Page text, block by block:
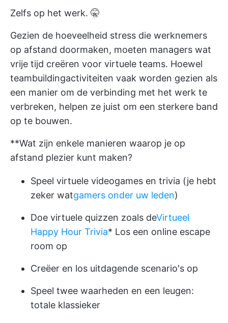
Zelfs op het werk. 🤫
Gezien de hoeveelheid stress die werknemers
op afstand doormaken, moeten managers wat
vrije tijd creëren voor virtuele teams. Hoewel
teambuildingactiviteiten vaak worden gezien als
een manier om de verbinding met het werk te
verbreken, helpen ze juist om een sterkere band
op te bouwen.
**Wat zijn enkele manieren waarop je op
afstand plezier kunt maken?
Speel virtuele videogames en trivia (je hebt
zeker watgamers onder uw leden)
Doe virtuele quizzen zoals deVirtueel
Happy Hour Trivia* Los een online escape
room op
Creëer en los uitdagende scenario's op
Speel twee waarheden en een leugen:
totale klassieker